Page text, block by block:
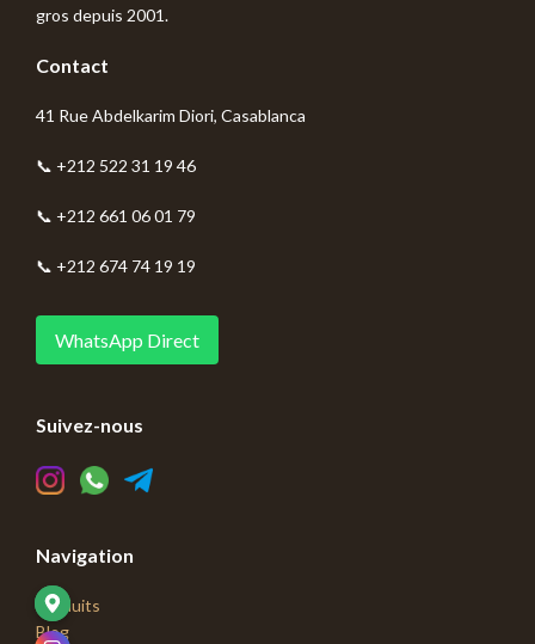
gros depuis 2001.
Contact
41 Rue Abdelkarim Diori, Casablanca
📞 +212 522 31 19 46
📞 +212 661 06 01 79
📞 +212 674 74 19 19
WhatsApp Direct
Suivez-nous
Navigation
Produits
Blog